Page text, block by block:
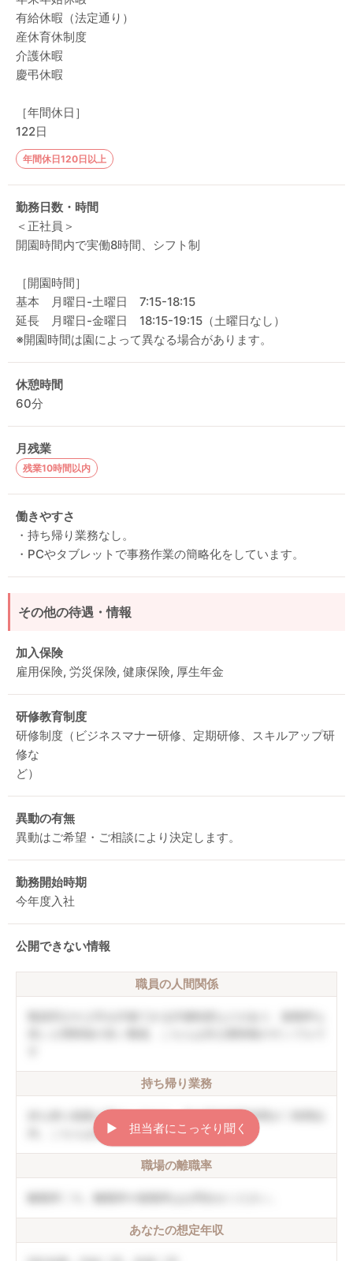
有給休暇（法定通り）
産休育休制度
介護休暇
慶弔休暇
［年間休日］
122日
年間休日120日以上
勤務日数・時間
＜正社員＞
開園時間内で実働8時間、シフト制
［開園時間］
基本 月曜日-土曜日 7:15-18:15
延長 月曜日-金曜日 18:15-19:15（土曜日なし）
※開園時間は園によって異なる場合があります。
休憩時間
60分
月残業
残業10時間以内
働きやすさ
・持ち帰り業務なし。
・PCやタブレットで事務作業の簡略化をしています。
その他の待遇・情報
加入保険
雇用保険, 労災保険, 健康保険, 厚生年金
研修教育制度
研修制度（ビジネスマナー研修、定期研修、スキルアップ研
修な
ど）
異動の有無
異動はご希望・ご相談により決定します。
勤務開始時期
今年度入社
公開できない情報
職員の人間関係
持ち帰り業務
持ち帰り残業は禁止しており、月の平均残業時間が〇時間以
内。こちらは非公開情報のサンプルです
職場の離職率
あなたの想定年収
▶︎ 担当者にこっそり聞く